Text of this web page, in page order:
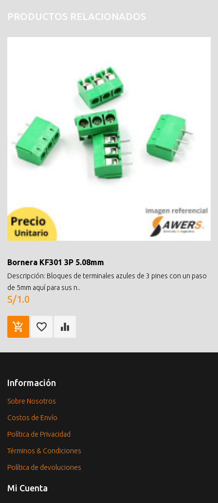
PRODUCTOS RELACIONADOS
Bornera KF301 3P 5.08mm
Descripción: Bloques de terminales azules de 3 pines con un paso
de 5mm aquí para sus n..
S/1.0
Información
Sobre Nosotros
Costos de Envío
Política de Privacidad
Términos & Condiciones
Política de devoluciones
Mi Cuenta